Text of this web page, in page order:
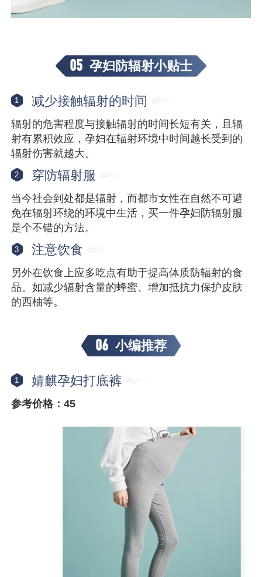
05 孕妇防辐射小贴士
1 减少接触辐射的时间
辐射的危害程度与接触辐射的时间长短有关，且辐
射有累积效应，孕妇在辐射环境中时间越长受到的
辐射伤害就越大。
2 穿防辐射服
当今社会到处都是辐射，而都市女性在自然不可避
免在辐射环绕的环境中生活，买一件孕妇防辐射服
是个不错的方法。
3 注意饮食
另外在饮食上应多吃点有助于提高体质防辐射的食
品。如减少辐射含量的蜂蜜、增加抵抗力保护皮肤
的西柚等。
06 小编推荐
1 婧麒孕妇打底裤
参考价格：45